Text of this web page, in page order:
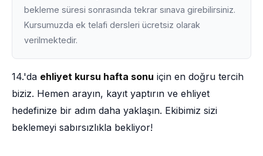
bekleme süresi sonrasında tekrar sınava girebilirsiniz.
Kursumuzda ek telafi dersleri ücretsiz olarak
verilmektedir.
14.'da ehliyet kursu hafta sonu için en doğru tercih
biziz. Hemen arayın, kayıt yaptırın ve ehliyet
hedefinize bir adım daha yaklaşın. Ekibimiz sizi
beklemeyi sabırsızlıkla bekliyor!